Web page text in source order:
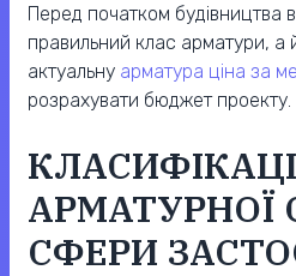
Перед початком будівництва
правильний клас арматури, а
актуальну арматура ціна за
розрахувати бюджет проекту.
АРМАТУРНОЇ
СФЕРИ